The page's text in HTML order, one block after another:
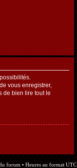
vous enregistrer,
de bien lire tout le
forum • Heures au format UTC